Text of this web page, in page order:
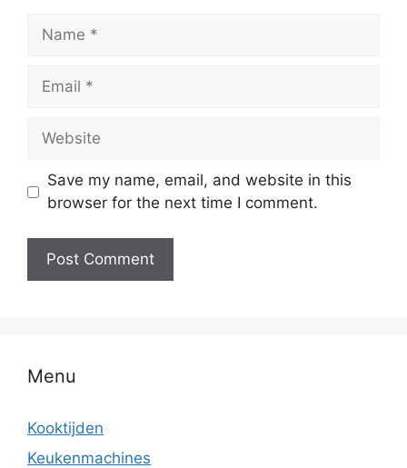
Save my name, email, and website in this
browser for the next time I comment.
Menu
Kooktijden
Keukenmachines